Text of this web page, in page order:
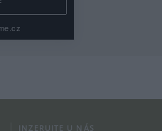
INZERUJTE U NÁS